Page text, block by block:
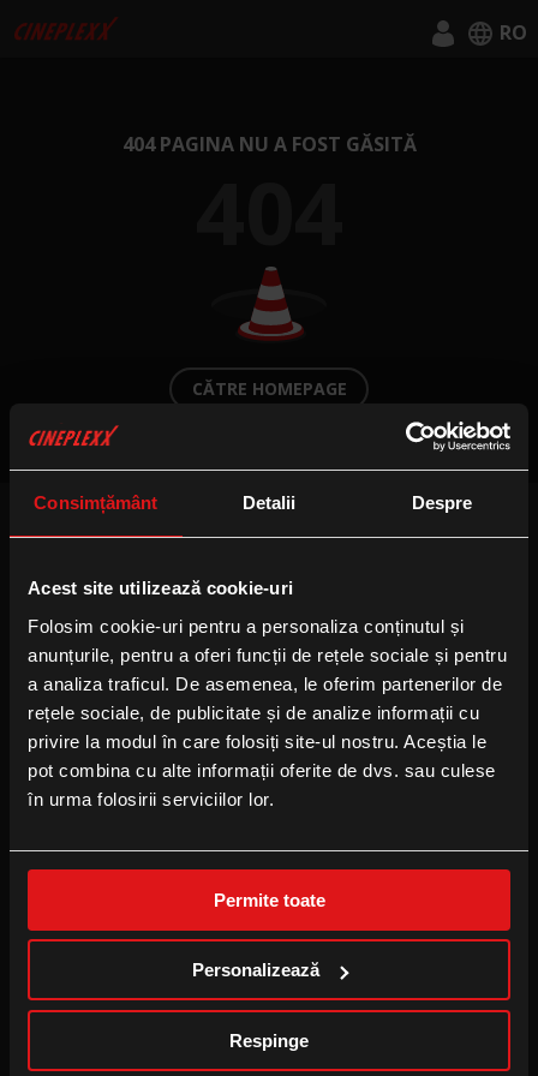
Consimțământ Detalii Despre
Acest site utilizează cookie-uri
Folosim cookie-uri pentru a personaliza conținutul și
anunțurile, pentru a oferi funcții de rețele sociale și pentru
a analiza traficul. De asemenea, le oferim partenerilor de
rețele sociale, de publicitate și de analize informații cu
privire la modul în care folosiți site-ul nostru. Aceștia le
pot combina cu alte informații oferite de dvs. sau culese
în urma folosirii serviciilor lor.
Permite toate
Personalizează
Respinge
RO
Română
404 PAGINA NU A FOST GĂSITĂ
CĂTRE HOMEPAGE
Facebook
Instagram
YouTube
TikTok
B2B
Publicitate la cinema
Cinema pentru școală
CINEPLEXX APPS